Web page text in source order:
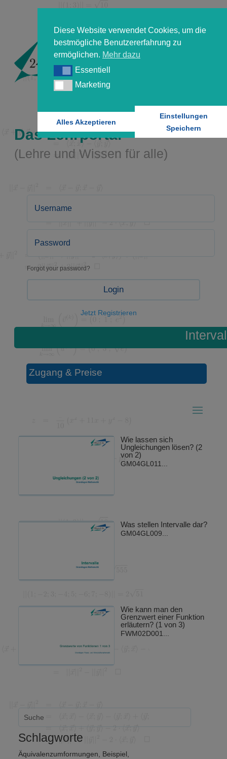
Diese Website verwendet Cookies, um die
bestmögliche Benutzererfahrung zu
ermöglichen. Mehr dazu
EssentiellEssentiell
MarketingMarketing
Alles Akzeptieren
Einstellungen
Speichern
Das Lehrportal
(Lehre und Wissen für alle)
Forgot your password?
Login
Jetzt Registrieren
Zugang & Preise
Wie lassen sich
Ungleichungen lösen? (2
von 2)
GM04GL011...
Was stellen Intervalle dar?
GM04GL009...
Wie kann man den
Grenzwert einer Funktion
erläutern? (1 von 3)
FWM02D001...
Schlagworte
Äquivalenzumformungen, Beispiel,